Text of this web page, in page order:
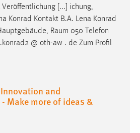
[...] ichung,
Konrad Kontakt B.A. Lena Konrad
Raum 050 Telefon
@ oth-aw . de Zum Profil
and
Make more of ideas &